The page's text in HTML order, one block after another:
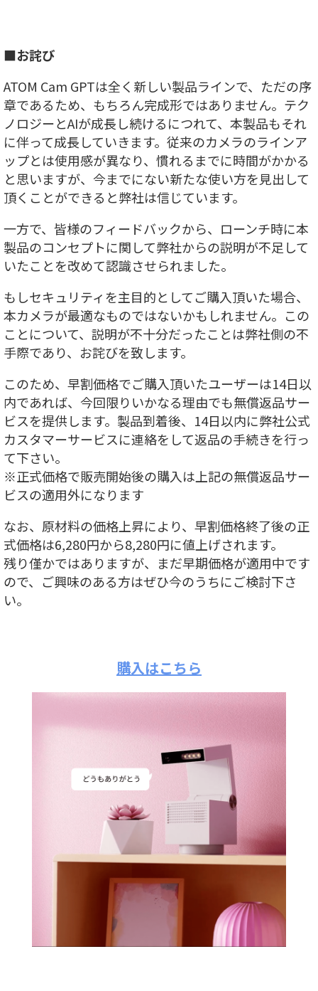
■お詫び
ATOM Cam GPTは全く新しい製品ラインで、ただの序
章であるため、もちろん完成形ではありません。テク
ノロジーとAIが成長し続けるにつれて、本製品もそれ
に伴って成長していきます。従来のカメラのラインア
ップとは使用感が異なり、慣れるまでに時間がかかる
と思いますが、今までにない新たな使い方を見出して
頂くことができると弊社は信じています。
一方で、皆様のフィードバックから、ローンチ時に本
製品のコンセプトに関して弊社からの説明が不足して
いたことを改めて認識させられました。
もしセキュリティを主目的としてご購入頂いた場合、
本カメラが最適なものではないかもしれません。この
ことについて、説明が不十分だったことは弊社側の不
手際であり、お詫びを致します。
このため、早割価格でご購入頂いたユーザーは14日以
内であれば、今回限りいかなる理由でも無償返品サー
ビスを提供します。製品到着後、14日以内に弊社公式
カスタマーサービスに連絡をして返品の手続きを行っ
て下さい。
※正式価格で販売開始後の購入は上記の無償返品サー
ビスの適用外になります
なお、原材料の価格上昇により、早割価格終了後の正
式価格は6,280円から8,280円に値上げされます。
残り僅かではありますが、まだ早期価格が適用中です
ので、ご興味のある方はぜひ今のうちにご検討下さ
い。
購入はこちら